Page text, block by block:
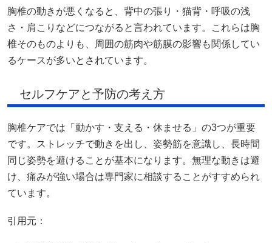
胸椎の動きが悪くなると、背中の張り・猫背・呼吸の浅
さ・肩こりなどにつながると言われています。これらは胸
椎そのものよりも、周囲の筋肉や筋膜の影響も関係してい
るケースが多いとされています。
セルフケアと予防の考え方
胸椎ケアでは「動かす・支える・休ませる」の3つが重要
です。ストレッチで動きを出し、姿勢筋を意識し、長時間
同じ姿勢を避けることが基本になります。無理な動きは避
け、痛みが強い場合は専門家に相談することがすすめられ
ています。
引用元：